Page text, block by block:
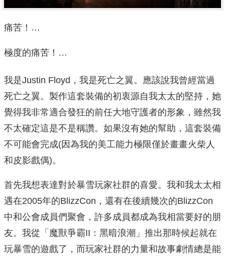
痛苦！…
極度的痛苦！…
我是Justin Floyd，我是死亡之翼。應該說我曾經當過
死亡之翼。製作這套裝備的初衷源自我太太的堅持，她
覺得我非常適合發狂的前任大地守護者的形象，雖然我
不太確定這是不是稱讚。如果沒有她的幫助，這套裝備
不可能會完成(因為我的美工能力極限僅於畫畫火柴人
和皮影戲偶)。
首先我想表達對於暴雪玩家社群的喜愛。我和我太太相
遇在2005年的BlizzCon，還有在後續幾次的BlizzCon
中和公會成員們聚會，許多成員都成為我相當要好的朋
友。我從「魔獸爭霸II：黑暗浪潮」推出那時候起就在
玩暴雪的遊戲了，而玩家社群的力量和故事劇情總是能